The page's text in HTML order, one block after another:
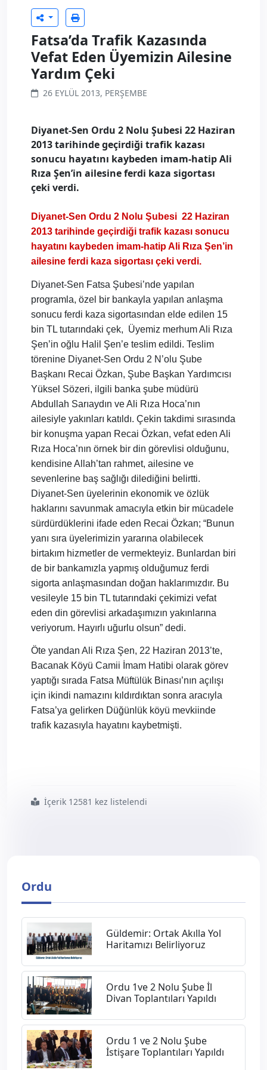
Fatsa’da Trafik Kazasında
Vefat Eden Üyemizin Ailesine
Yardım Çeki
26 EYLÜL 2013, PERŞEMBE
Diyanet-Sen Ordu 2 Nolu Şubesi 22 Haziran
2013 tarihinde geçirdiği trafik kazası
sonucu hayatını kaybeden imam-hatip Ali
Rıza Şen’in ailesine ferdi kaza sigortası
çeki verdi.
Diyanet-Sen Ordu 2 Nolu Şubesi 22 Haziran
2013 tarihinde geçirdiği trafik kazası sonucu
hayatını kaybeden imam-hatip Ali Rıza Şen’in
ailesine ferdi kaza sigortası çeki verdi.
Diyanet-Sen Fatsa Şubesi’nde yapılan
programla, özel bir bankayla yapılan anlaşma
sonucu ferdi kaza sigortasından elde edilen 15
bin TL tutarındaki çek, Üyemiz merhum Ali Rıza
Şen’in oğlu Halil Şen’e teslim edildi. Teslim
törenine Diyanet-Sen Ordu 2 N’olu Şube
Başkanı Recai Özkan, Şube Başkan Yardımcısı
Yüksel Sözeri, ilgili banka şube müdürü
Abdullah Sarıaydın ve Ali Rıza Hoca’nın
ailesiyle yakınları katıldı. Çekin takdimi sırasında
bir konuşma yapan Recai Özkan, vefat eden Ali
Rıza Hoca’nın örnek bir din görevlisi olduğunu,
kendisine Allah’tan rahmet, ailesine ve
sevenlerine baş sağlığı dilediğini belirtti.
Diyanet-Sen üyelerinin ekonomik ve özlük
haklarını savunmak amacıyla etkin bir mücadele
sürdürdüklerini ifade eden Recai Özkan; “Bunun
yanı sıra üyelerimizin yararına olabilecek
birtakım hizmetler de vermekteyiz. Bunlardan biri
de bir bankamızla yapmış olduğumuz ferdi
sigorta anlaşmasından doğan haklarımızdır. Bu
vesileyle 15 bin TL tutarındaki çekimizi vefat
eden din görevlisi arkadaşımızın yakınlarına
veriyorum. Hayırlı uğurlu olsun” dedi.
Öte yandan Ali Rıza Şen, 22 Haziran 2013’te,
Bacanak Köyü Camii İmam Hatibi olarak görev
yaptığı sırada Fatsa Müftülük Binası’nın açılışı
için ikindi namazını kıldırdıktan sonra aracıyla
Fatsa’ya gelirken Düğünlük köyü mevkiinde
trafik kazasıyla hayatını kaybetmişti.
#fatsa8217 da
#trafik
#kazasında
#vefat
#eden
#üyemizin
#ailesine
#yardım
#çekiİçerik 12581 kez listelendi
Ordu
Güldemir: Ortak Akılla Yol
Haritamızı Belirliyoruz
Ordu 1ve 2 Nolu Şube İl
Divan Toplantıları Yapıldı
​Ordu 1 ve 2 Nolu Şube
İstişare Toplantıları Yapıldı